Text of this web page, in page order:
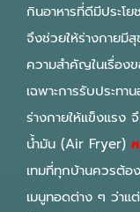
กินอาหารที่ดีมีประโ
จึงช่วยให้ร่างกาย
ความสำคัญในเรื่อง
เฉพาะการรับประท
ร่างกายให้แข็งแรง
น้ำมัน (Air Fryer)
เทมที่ทุกบ้านควรต้อ
เมนูทอดต่าง ๆ ว่าแ